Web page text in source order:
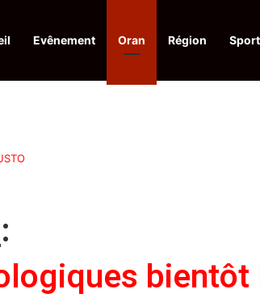
Evênement Oran Région Sport
financières aux dénonciateurs de
:
bientôt